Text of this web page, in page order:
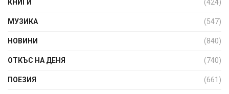
КНИГИ (424)
МУЗИКА (547)
НОВИНИ (840)
ОТКЪС НА ДЕНЯ (740)
ПОЕЗИЯ (661)